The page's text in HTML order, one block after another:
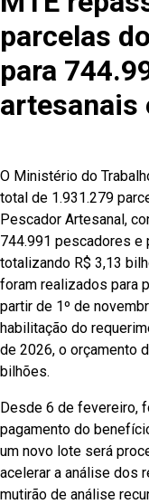
parcelas
para
artesanais
O Ministério do
total de 1.931.279
Pescador Artesanal,
744.991 pescadores e
totalizando R$ 3,13
foram realizados para
partir de 1º de
habilitação do
de 2026, o orçamento
bilhões.
Desde 6 de fevereiro,
pagamento do
um novo lote será
acelerar a análise dos
mutirão de análise